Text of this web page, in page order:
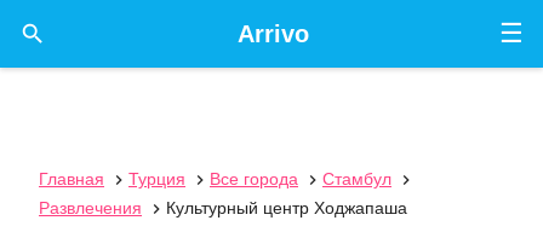
☰
Arrivo

Главная  Турция  Все города  Стамбул

Развлечения
 Культурный центр Ходжапаша